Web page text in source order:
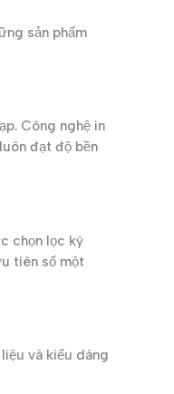
sản phẩm
Công nghệ in
đạt độ bền
chọn lọc kỹ
tiên số một
và kiểu dáng